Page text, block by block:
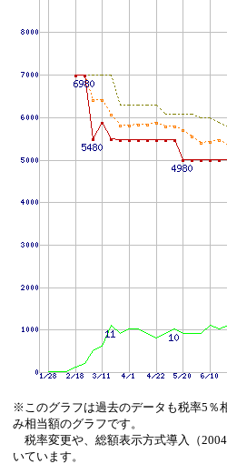
※このグラフは過去のデータも税率5％
み相当額のグラフです。
税率変更や、総額表示方式導入（
いています。